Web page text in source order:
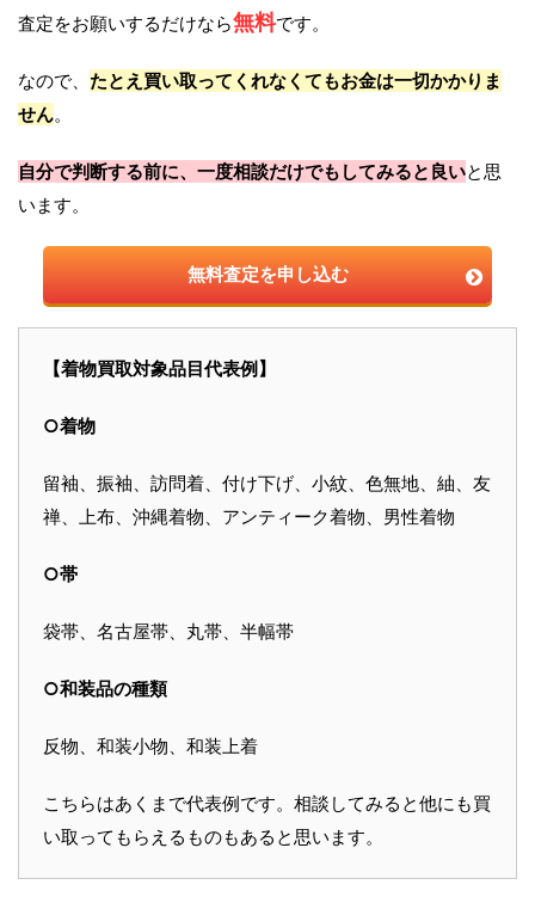
査定をお願いするだけなら無料です。
なので、 たとえ買い取ってくれなくてもお金は一切かかりま
せん。
自分で判断する前に、一度相談だけでもしてみると良いと思
います。
無料査定を申し込む
【着物買取対象品目代表例】
○着物
留袖、振袖、訪問着、付け下げ、小紋、色無地、紬、友
禅、上布、沖縄着物、アンティーク着物、男性着物
○帯
袋帯、名古屋帯、丸帯、半幅帯
○和装品の種類
反物、和装小物、和装上着
こちらはあくまで代表例です。相談してみると他にも買
い取ってもらえるものもあると思います。